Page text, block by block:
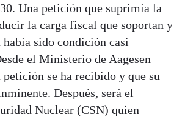
Una petición que suprimía la
la carga fiscal que soportan y
había sido condición casi
el Ministerio de Aagesen
petición se ha recibido y que su
Después, será el
Nuclear (CSN) quien